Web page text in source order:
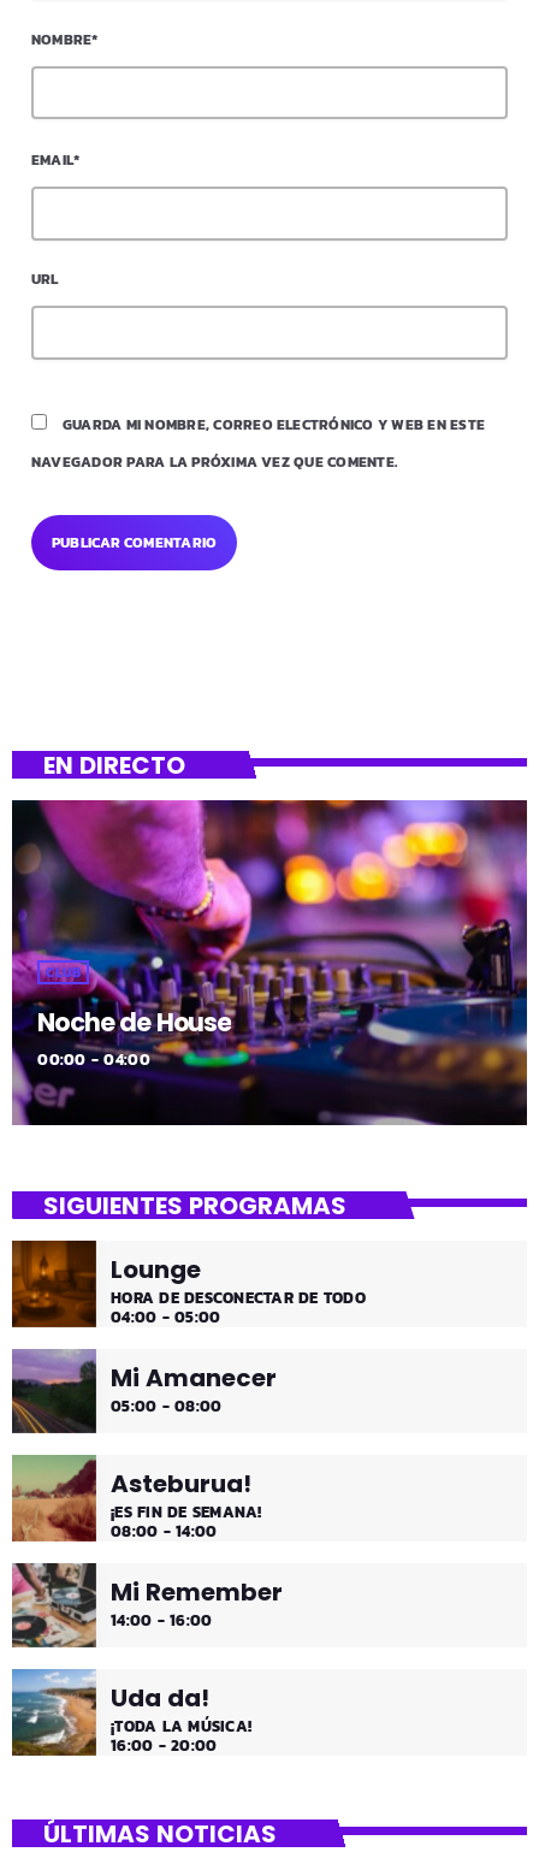
NOMBRE*
EMAIL*
URL
GUARDA MI NOMBRE, CORREO ELECTRÓNICO Y WEB EN ESTE
NAVEGADOR PARA LA PRÓXIMA VEZ QUE COMENTE.
EN DIRECTO
CLUB
Noche de House
00:00 - 04:00
SIGUIENTES PROGRAMAS
Lounge
HORA DE DESCONECTAR DE TODO
04:00 - 05:00
Mi Amanecer
05:00 - 08:00
Asteburua!
¡ES FIN DE SEMANA!
08:00 - 14:00
Mi Remember
14:00 - 16:00
Uda da!
¡TODA LA MÚSICA!
16:00 - 20:00
ÚLTIMAS NOTICIAS